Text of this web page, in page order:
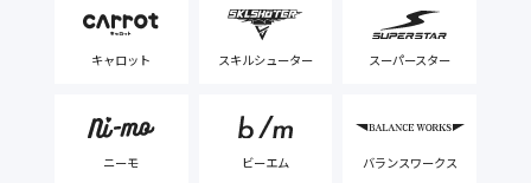
キャロット スキルシューター スーパースター
ニーモ ビーエム バランスワークス